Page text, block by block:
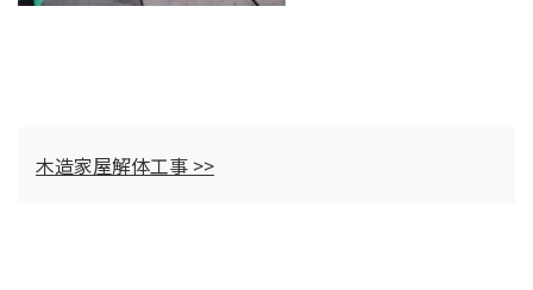
木造家屋解体工事 >>